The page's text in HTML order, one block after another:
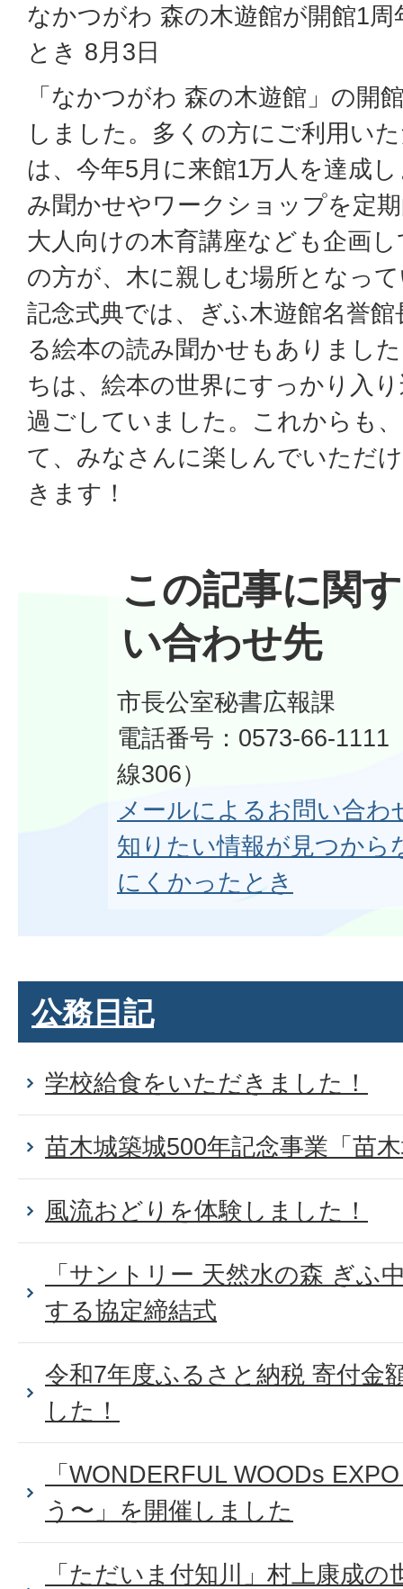
なかつがわ 森の木遊館が開館1
とき 8月3日
「なかつがわ 森の木遊館」の開
しました。多くの方にご利用い
は、今年5月に来館1万人を達成
み聞かせやワークショップを定
大人向けの木育講座なども企画
の方が、木に親しむ場所となっ
記念式典では、ぎふ木遊館名誉
る絵本の読み聞かせもありまし
ちは、絵本の世界にすっかり入
過ごしていました。これからも
て、みなさんに楽しんでいただ
きます！
この記事に関
い合わせ先
市長公室秘書広報課
電話番号：0573-66-1111
線306）
メールによるお問い合わ
知りたい情報が見つから
にくかったとき
公務日記
学校給食をいただきました！
苗木城築城500年記念事業「苗
風流おどりを体験しました！
「サントリー 天然水の森 ぎふ
する協定締結式
令和7年度ふるさと納税 寄付金
した！
「WONDERFUL WOODs
う〜」を開催しました
「ただいま付知川」村上康成